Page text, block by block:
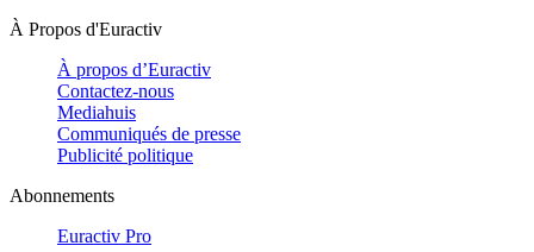
À Propos d'Euractiv
À propos d’Euractiv
Contactez-nous
Mediahuis
Communiqués de presse
Publicité politique
Abonnements
Euractiv Pro